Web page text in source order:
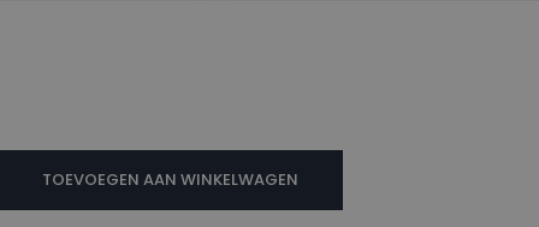
TOEVOEGEN AAN WINKELWAGEN